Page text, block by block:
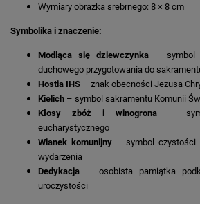
Wymiary obrazka srebrnego: 8 × 8 cm
Symbolika i znaczenie:
Modląca się dziewczynka– symbol
duchowego przygotowania do
Hostia IHS – znak obecności Jezusa
Kielich – symbol sakramentu Komunii
Kłosy zbóż i winogrona –
eucharystycznego
Wianek komunijny– symbol czystości
wydarzenia
Dedykacja – osobista pamiątka
uroczystości